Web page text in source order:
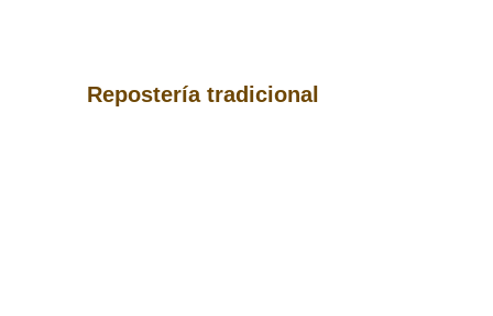
Repostería tradicional